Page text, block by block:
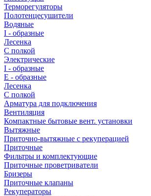
Терморегуляторы
Полотенцесушители
Водяные
I - образные
Лесенка
С полкой
Электрические
I - образные
E - образные
Лесенка
С полкой
Арматура для подключения
Вентиляция
Компактные бытовые вент. установки
Вытяжные
Приточно-вытяжные с рекуперацией
Приточные
Фильтры и комплектующие
Приточные проветриватели
Бризеры
Приточные клапаны
Рекуператоры